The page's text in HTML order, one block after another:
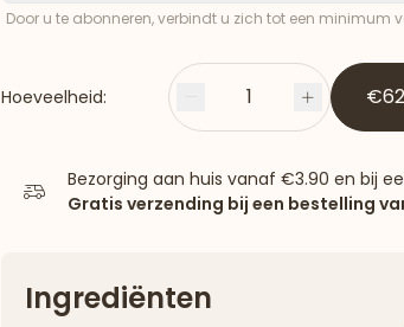
Door u te abonneren, verbindt u zich tot een minimum
Hoeveelheid: Minder1 Plus
Bezorging aan huis vanaf €3.90 en bij
Gratis verzending bij een bestelling
Ingrediënten